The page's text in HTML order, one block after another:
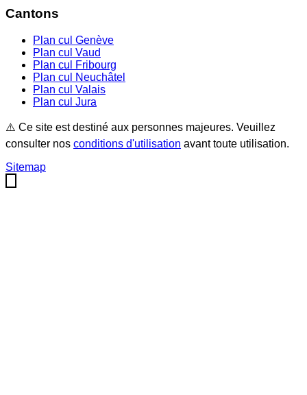
Cantons
Plan cul Genève
Plan cul Vaud
Plan cul
Fribourg
Plan cul
Neuchâtel
Plan cul Valais
Plan cul Jura
⚠️ Ce site est destiné aux personnes majeures. Veuillez
consulter nos conditions d'utilisation avant toute utilisation.
Sitemap